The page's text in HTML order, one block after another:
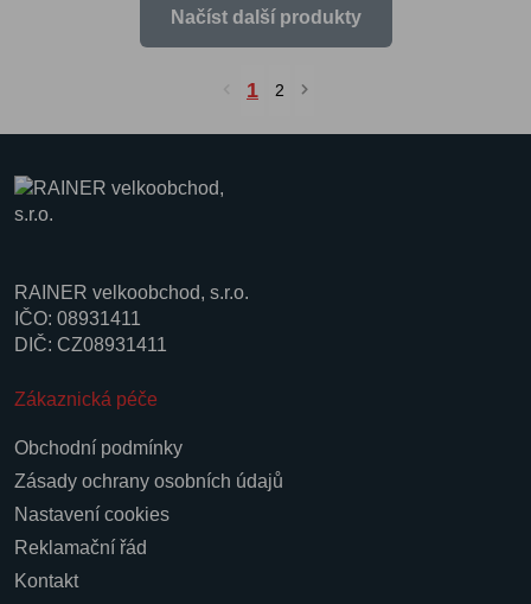
Načíst další produkty
1 2
RAINER velkoobchod, s.r.o.
IČO: 08931411
DIČ: CZ08931411
Zákaznická péče
Obchodní podmínky
Zásady ochrany osobních údajů
Nastavení cookies
Reklamační řád
Kontakt